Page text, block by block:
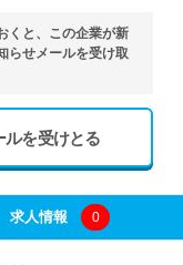
くと、この企業が新
らせメールを受け取
ルを受けとる
求人情報 0